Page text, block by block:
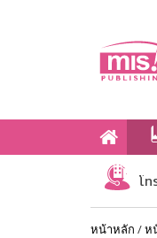
เ
โ
หน้าหลัก /ห